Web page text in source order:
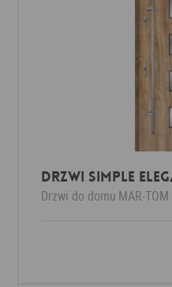
Drzwi Simple
Drzwi do domu MAR-TOM